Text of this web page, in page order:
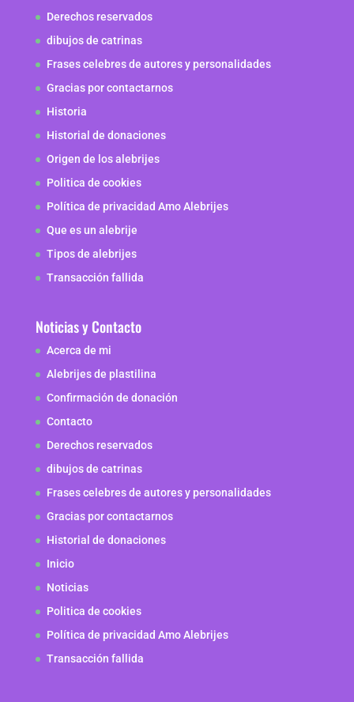
Derechos reservados
dibujos de catrinas
Frases celebres de autores y personalidades
Gracias por contactarnos
Historia
Historial de donaciones
Origen de los alebrijes
Politica de cookies
Política de privacidad Amo Alebrijes
Que es un alebrije
Tipos de alebrijes
Transacción fallida
Noticias y Contacto
Acerca de mi
Alebrijes de plastilina
Confirmación de donación
Contacto
Derechos reservados
dibujos de catrinas
Frases celebres de autores y personalidades
Gracias por contactarnos
Historial de donaciones
Inicio
Noticias
Politica de cookies
Política de privacidad Amo Alebrijes
Transacción fallida